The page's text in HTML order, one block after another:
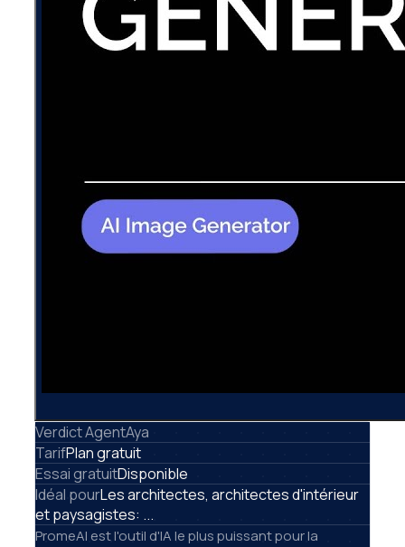
Verdict AgentAya
TarifPlan gratuit
Essai gratuitDisponible
Idéal pourLes architectes, architectes d'intérieur
et paysagistes: ...
PromeAI est l'outil d'IA le plus puissant pour la